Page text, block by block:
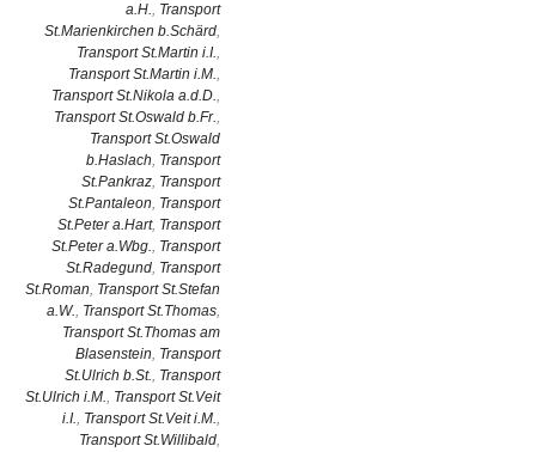
a.H., Transport
St.Marienkirchen b.Schärd,
Transport St.Martin i.I.,
Transport St.Martin i.M.,
Transport St.Nikola a.d.D.,
Transport St.Oswald b.Fr.,
Transport St.Oswald
b.Haslach, Transport
St.Pankraz, Transport
St.Pantaleon, Transport
St.Peter a.Hart, Transport
St.Peter a.Wbg., Transport
St.Radegund, Transport
St.Roman, Transport St.Stefan
a.W., Transport St.Thomas,
Transport St.Thomas am
Blasenstein, Transport
St.Ulrich b.St., Transport
St.Ulrich i.M., Transport St.Veit
i.I., Transport St.Veit i.M.,
Transport St.Willibald,